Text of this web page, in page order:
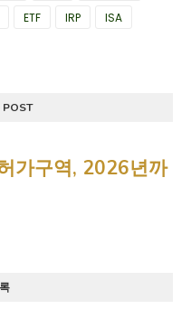
ETF IRP
ISA
POST
가구역, 2026년까